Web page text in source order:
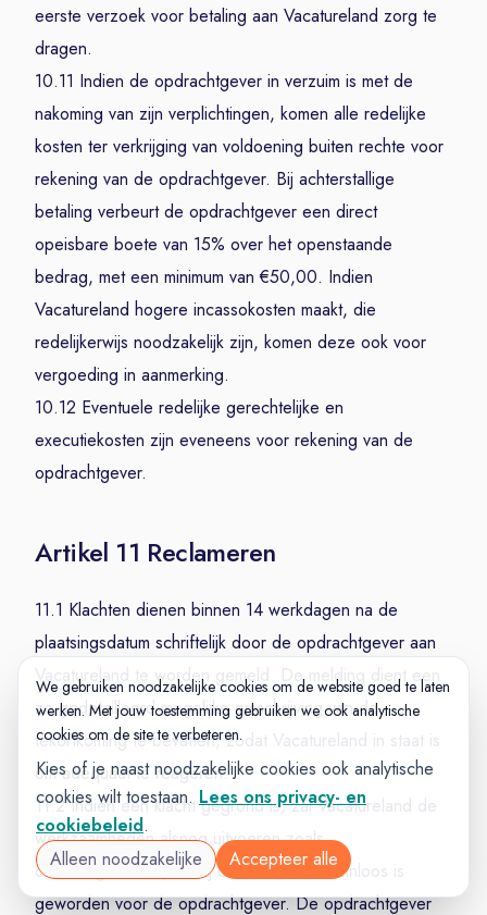
eerste verzoek voor betaling aan Vacatureland zorg te
dragen.
10.11 Indien de opdrachtgever in verzuim is met de
nakoming van zijn verplichtingen, komen alle redelijke
kosten ter verkrijging van voldoening buiten rechte voor
rekening van de opdrachtgever. Bij achterstallige
betaling verbeurt de opdrachtgever een direct
opeisbare boete van 15% over het openstaande
bedrag, met een minimum van €50,00. Indien
Vacatureland hogere incassokosten maakt, die
redelijkerwijs noodzakelijk zijn, komen deze ook voor
vergoeding in aanmerking.
10.12 Eventuele redelijke gerechtelijke en
executiekosten zijn eveneens voor rekening van de
opdrachtgever.
Artikel 11 Reclameren
11.1 Klachten dienen binnen 14 werkdagen na de
plaatsingsdatum schriftelijk door de opdrachtgever aan
Vacatureland te worden gemeld. De melding dient een
zo gedetailleerd mogelijke omschrijving van de
tekortkoming te bevatten, zodat Vacatureland in staat is
om adequaat te reageren.
11.2 Indien een klacht gegrond is, zal Vacatureland de
werkzaamheden alsnog uitvoeren zoals
overeengekomen, tenzij dit aantoonbaar zinloos is
geworden voor de opdrachtgever. De opdrachtgever
We gebruiken noodzakelijke cookies om de website goed te laten
werken. Met jouw toestemming gebruiken we ook analytische
cookies om de site te verbeteren.
Kies of je naast noodzakelijke cookies ook analytische
cookies wilt toestaan. Lees ons privacy- en
cookiebeleid.
Alleen noodzakelijke
Accepteer alle